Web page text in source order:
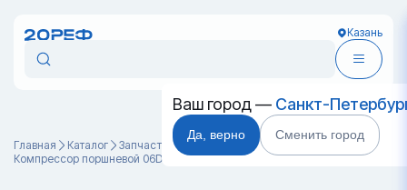
Казань
Ваш город — Санкт-
Да, верно Сменить город
Главная Каталог
Запчасти для контейнеров
Компрессор поршневой 06DR241 Carrier 18-10129-20SV